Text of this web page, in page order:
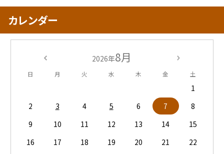
カレンダー
2026年8月
日 月 火 水 木 金 土
1
2
3 4 5 6 7
8
9
10 11 12 13 14
15
16
17 18 19 20 21
22